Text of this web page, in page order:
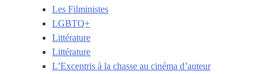
Les Filministes
LGBTQ+
Littérature
Littérature
L’Excentris à la chasse au cinéma d’auteur